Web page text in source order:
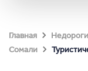
Главная
Сомали